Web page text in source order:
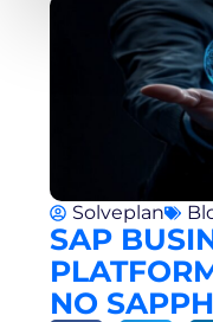
Solveplan
SAP
NO